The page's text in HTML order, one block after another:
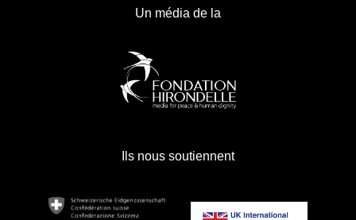
Un média de la
Ils nous soutiennent